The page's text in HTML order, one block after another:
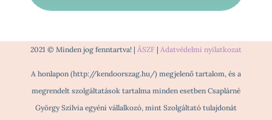
2021 © Minden jog fenntartva! | ÁSZF| Adatvédelmi nyilatkozat
A honlapon (http://kendoorszag.hu/) megjelenő tartalom, és a
megrendelt szolgáltatások tartalma minden esetben Csaplárné
György Szilvia egyéni vállalkozó, mint Szolgáltató tulajdonát